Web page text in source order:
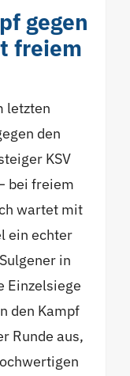
gegen
freiem
letzten
den
KSV
bei freiem
wartet mit
ein echter
in
Einzelsiege
den Kampf
Runde aus,